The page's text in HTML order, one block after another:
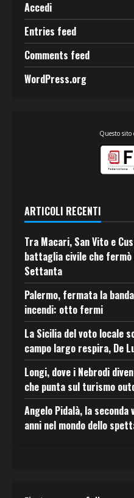
Accedi
Entries feed
Comments feed
WordPress.org
Questo sito
ARTICOLI RECENTI
Tra Macari, San Vito e
battaglia civile che
Settanta
Palermo, fermata la
incendi: otto fermi
La Sicilia del voto locale
campo largo respira, De
Longi, dove i Nebrodi
che punta sul turismo
Angelo Pidalà, la seconda
anni nel mondo dello